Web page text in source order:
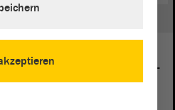
im Landtag von Sachsen-